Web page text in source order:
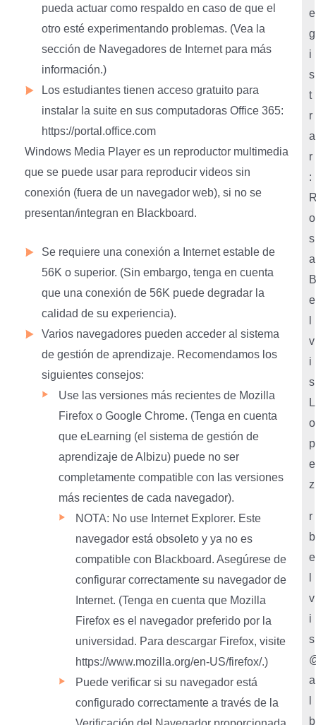
e
g
i
s
t
r
a
r
:
o
s
a
B
e
v
i
s
L
o
p
e
z
r
b
e
v
i
s
a
b
pueda actuar como respaldo en caso de que el
otro esté experimentando problemas. (Vea la
sección de Navegadores de Internet para más
información.)
Los estudiantes tienen acceso gratuito para
instalar la suite en sus computadoras Office 365:
https://portal.office.com
Windows Media Player es un reproductor multimedia
que se puede usar para reproducir videos sin
conexión (fuera de un navegador web), si no se
presentan/integran en Blackboard.
Se requiere una conexión a Internet estable de
56K o superior. (Sin embargo, tenga en cuenta
que una conexión de 56K puede degradar la
calidad de su experiencia).
Varios navegadores pueden acceder al sistema
de gestión de aprendizaje. Recomendamos los
siguientes consejos:
Use las versiones más recientes de Mozilla
Firefox o Google Chrome. (Tenga en cuenta
que eLearning (el sistema de gestión de
aprendizaje de Albizu) puede no ser
completamente compatible con las versiones
más recientes de cada navegador).
NOTA: No use Internet Explorer. Este
navegador está obsoleto y ya no es
compatible con Blackboard. Asegúrese de
configurar correctamente su navegador de
Internet. (Tenga en cuenta que Mozilla
Firefox es el navegador preferido por la
universidad. Para descargar Firefox, visite
https://www.mozilla.org/en-US/firefox/.)
Puede verificar si su navegador está
configurado correctamente a través de la